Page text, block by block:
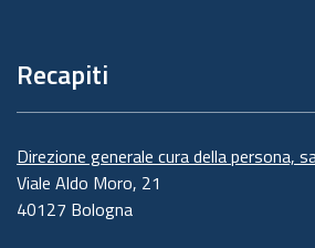
Recapiti
Direzione generale cura della persona,
Viale Aldo Moro, 21
40127 Bologna